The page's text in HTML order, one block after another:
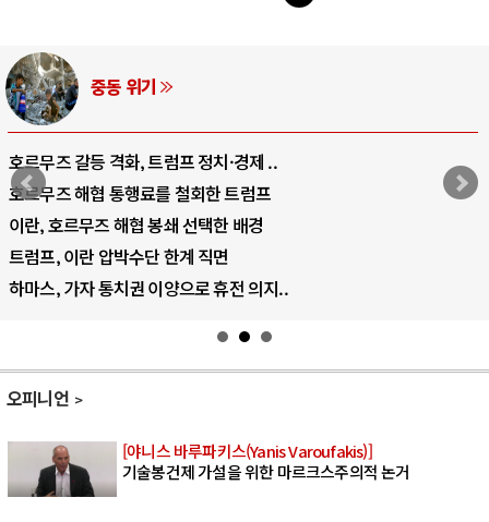
중동 위기
호르무즈 갈등 격화, 트럼프 정치·경제 ..
호르무즈 해협 통행료를 철회한 트럼프
이란, 호르무즈 해협 봉쇄 선택한 배경
트럼프, 이란 압박수단 한계 직면
하마스, 가자 통치권 이양으로 휴전 의지..
오피니언
[야니스 바루파키스(Yanis Varoufakis)]
기술봉건제 가설을 위한 마르크스주의적 논거